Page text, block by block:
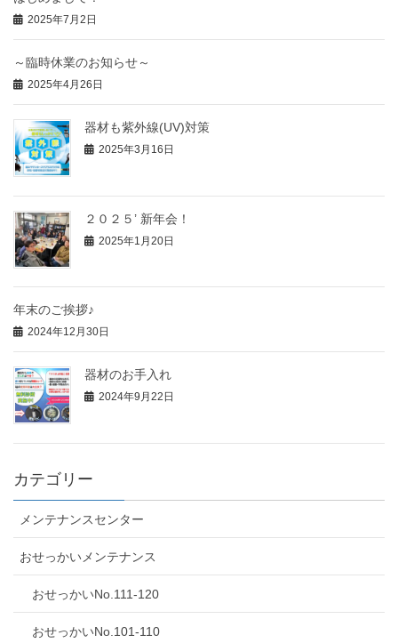
2025年7月2日
～臨時休業のお知らせ～
2025年4月26日
器材も紫外線(UV)対策
2025年3月16日
２０２５’ 新年会！
2025年1月20日
年末のご挨拶♪
2024年12月30日
器材のお手入れ
2024年9月22日
カテゴリー
メンテナンスセンター
おせっかいメンテナンス
おせっかいNo.111-120
おせっかいNo.101-110